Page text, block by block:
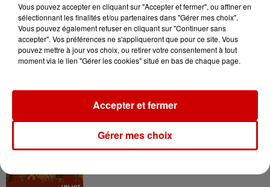
Aménager un school bus au
Canada et accueillir les bleus à
Born in the U.S.A - Bruce
Springsteen : la chanson que
l’Amérique...
Vous pouvez accepter en cliquant sur "Accepter et fermer", ou affiner en
sélectionnant les finalités et/ou partenaires dans "Gérer mes choix".
Vous pouvez également refuser en cliquant sur "Continuer sans
accepter". Vos préférences ne s'appliqueront que pour ce site. Vous
pouvez mettre à jour vos choix, ou retirer votre consentement à tout
moment via le lien "Gérer les cookies" situé en bas de chaque page.
Gérer mes choix
Accepter et fermer